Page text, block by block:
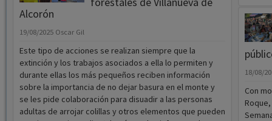
Este tipo de acciones se realizan siempre que la
extinción y los trabajos asociados a ella lo permiten y
durante ellas los más pequeños reciben información
se les pide colaboración para disuadir a las personas
adultas de arrojar colillas y otros elementos que pueden
ocasionar un incendio. Además, se les informa sobre
cómo actuar cuando ven un incendio o qué deben y qué
no deben hacer para garantizar su seguridad en caso de
que se produzca un fuego
18/08/
Con